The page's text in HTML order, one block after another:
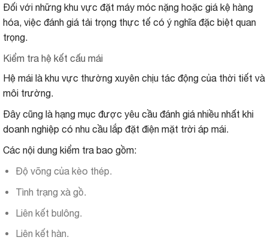
Đối với những khu vực đặt máy móc nặng hoặc giá kệ hàng
hóa, việc đánh giá tải trọng thực tế có ý nghĩa đặc biệt quan
trọng.
Kiểm tra hệ kết cấu mái
Hệ mái là khu vực thường xuyên chịu tác động của thời tiết và
môi trường.
Đây cũng là hạng mục được yêu cầu đánh giá nhiều nhất khi
doanh nghiệp có nhu cầu lắp đặt điện mặt trời áp mái.
Các nội dung kiểm tra bao gồm:
Độ võng của kèo thép.
Tình trạng xà gồ.
Liên kết bulông.
Liên kết hàn.